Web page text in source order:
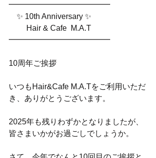
━━━━━━━━━━━━━
✨ 10th Anniversary ✨
Hair & Cafe  M.A.T
━━━━━━━━━━━━━
10周年ご挨拶
いつもHair&Cafe M.A.Tをご利用いただ
き、ありがとうございます。
2025年も残りわずかとなりましたが、
皆さまいかがお過ごしでしょうか。